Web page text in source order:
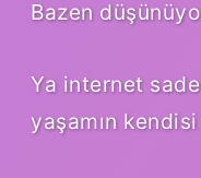
Bazen
Ya internet
yaşamın